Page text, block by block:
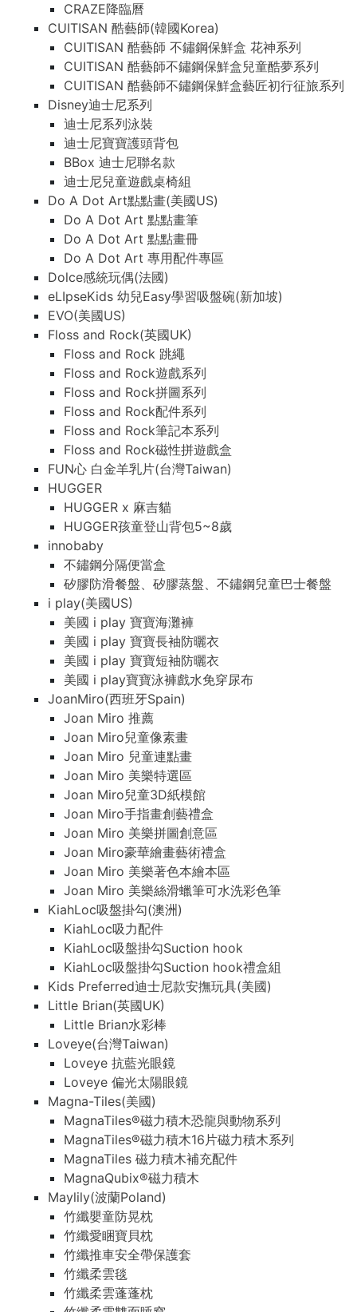
CRAZE降臨曆
CUITISAN 酷藝師(韓國Korea)
CUITISAN 酷藝師 不鏽鋼保鮮盒 花神系列
CUITISAN 酷藝師不鏽鋼保鮮盒兒童酷夢系列
CUITISAN 酷藝師不鏽鋼保鮮盒藝匠初行征旅系列
Disney迪士尼系列
迪士尼系列泳裝
迪士尼寶寶護頭背包
BBox 迪士尼聯名款
迪士尼兒童遊戲桌椅組
Do A Dot Art點點畫(美國US)
Do A Dot Art 點點畫筆
Do A Dot Art 點點畫冊
Do A Dot Art 專用配件專區
Dolce感統玩偶(法國)
eLIpseKids 幼兒Easy學習吸盤碗(新加坡)
EVO(美國US)
Floss and Rock(英國UK)
Floss and Rock 跳繩
Floss and Rock遊戲系列
Floss and Rock拼圖系列
Floss and Rock配件系列
Floss and Rock筆記本系列
Floss and Rock磁性拼遊戲盒
FUN心 白金羊乳片(台灣Taiwan)
HUGGER
HUGGER x 麻吉貓
HUGGER孩童登山背包5~8歲
innobaby
不鏽鋼分隔便當盒
矽膠防滑餐盤、矽膠蒸盤、不鏽鋼兒童巴士餐盤
i play(美國US)
美國 i play 寶寶海灘褲
美國 i play 寶寶長袖防曬衣
美國 i play 寶寶短袖防曬衣
美國 i play寶寶泳褲戲水免穿尿布
JoanMiro(西班牙Spain)
Joan Miro 推薦
Joan Miro兒童像素畫
Joan Miro 兒童連點畫
Joan Miro 美樂特選區
Joan Miro兒童3D紙模館
Joan Miro手指畫創藝禮盒
Joan Miro 美樂拼圖創意區
Joan Miro豪華繪畫藝術禮盒
Joan Miro 美樂著色本繪本區
Joan Miro 美樂絲滑蠟筆可水洗彩色筆
KiahLoc吸盤掛勾(澳洲)
KiahLoc吸力配件
KiahLoc吸盤掛勾Suction hook
KiahLoc吸盤掛勾Suction hook禮盒組
Kids Preferred迪士尼款安撫玩具(美國)
Little Brian(英國UK)
Little Brian水彩棒
Loveye(台灣Taiwan)
Loveye 抗藍光眼鏡
Loveye 偏光太陽眼鏡
Magna-Tiles(美國)
MagnaTiles®磁力積木恐龍與動物系列
MagnaTiles®磁力積木16片磁力積木系列
MagnaTiles 磁力積木補充配件
MagnaQubix®磁力積木
Maylily(波蘭Poland)
竹纖嬰童防晃枕
竹纖愛睏寶貝枕
竹纖推車安全帶保護套
竹纖柔雲毯
竹纖柔雲蓬蓬枕